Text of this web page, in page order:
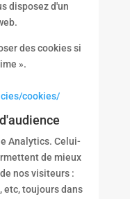
disposez d'un
des cookies si
».
cookies/
Analytics. Celui-
de mieux
nos visiteurs :
etc, toujours dans